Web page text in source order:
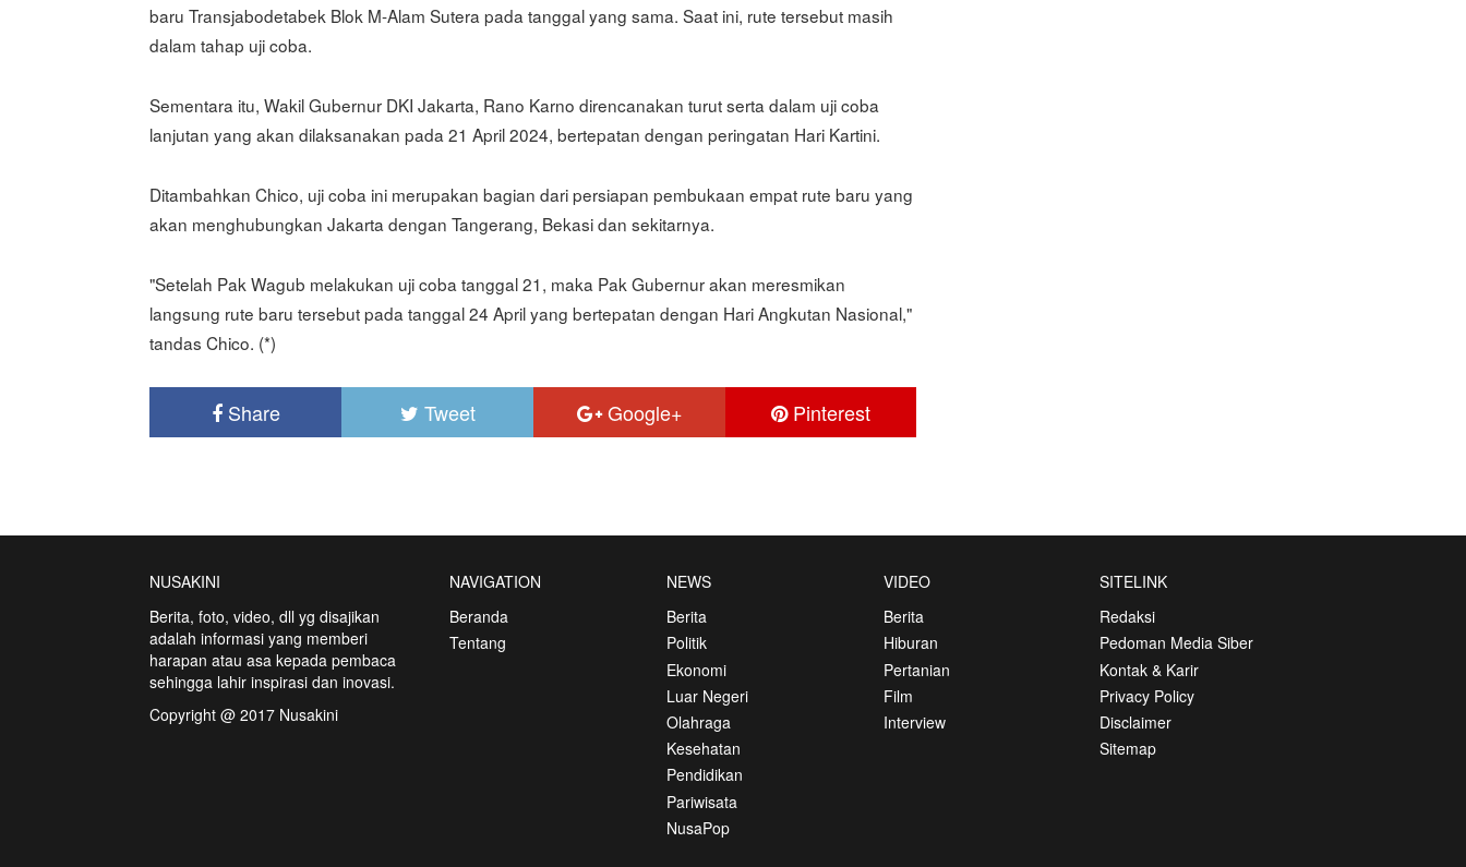
baru Transjabodetabek Blok M-Alam Sutera pada tanggal yang sama. Saat ini, rute tersebut masih
dalam tahap uji coba.
Sementara itu, Wakil Gubernur DKI Jakarta, Rano Karno direncanakan turut serta dalam uji coba
lanjutan yang akan dilaksanakan pada 21 April 2024, bertepatan dengan peringatan Hari Kartini.
Ditambahkan Chico, uji coba ini merupakan bagian dari persiapan pembukaan empat rute baru yang
akan menghubungkan Jakarta dengan Tangerang, Bekasi dan sekitarnya.
"Setelah Pak Wagub melakukan uji coba tanggal 21, maka Pak Gubernur akan meresmikan
langsung rute baru tersebut pada tanggal 24 April yang bertepatan dengan Hari Angkutan Nasional,"
tandas Chico. (*)
Share Tweet Google+ Pinterest
NUSAKINI
Berita, foto, video, dll yg disajikan
adalah informasi yang memberi
harapan atau asa kepada pembaca
sehingga lahir inspirasi dan inovasi.
Copyright @ 2017 Nusakini
NAVIGATION
Beranda
Tentang
NEWS
Berita
Politik
Ekonomi
Luar Negeri
Olahraga
Kesehatan
Pendidikan
Pariwisata
NusaPop
VIDEO
Berita
Hiburan
Pertanian
Film
Interview
SITELINK
Redaksi
Pedoman Media Siber
Kontak & Karir
Privacy Policy
Disclaimer
Sitemap